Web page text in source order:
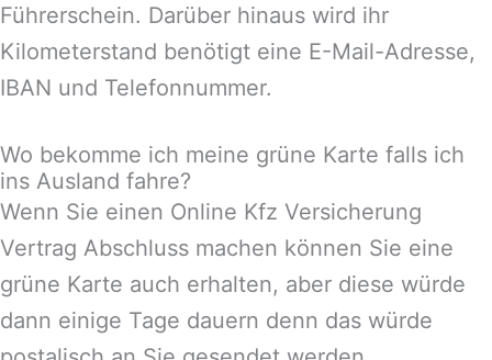
Führerschein. Darüber hinaus wird ihr
Kilometerstand benötigt eine E-Mail-Adresse,
IBAN und Telefonnummer.
Wo bekomme ich meine grüne Karte falls ich
ins Ausland fahre?
Wenn Sie einen Online Kfz Versicherung
Vertrag Abschluss machen können Sie eine
grüne Karte auch erhalten, aber diese würde
dann einige Tage dauern denn das würde